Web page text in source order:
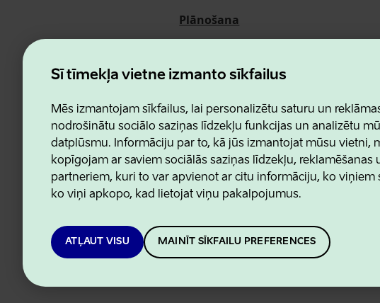
Šī tīmekļa vietne izmanto sīkfailus
Mēs izmantojam sīkfailus, lai personalizētu saturu un
nodrošinātu sociālo saziņas līdzekļu funkcijas un analizētu
datplūsmu. Informāciju par to, kā jūs izmantojat mūsu vietni,
kopīgojam ar saviem sociālās saziņas līdzekļu, reklamēšanas
partneriem, kuri to var apvienot ar citu informāciju, ko viņiem
ko viņi apkopo, kad lietojat viņu pakalpojumus.
ATĻAUT VISU MAINĪT SĪKFAILU PREFERENCES
Plānošana
Par mums
Estonian Business and Innovation Agency